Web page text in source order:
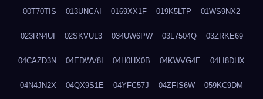
00T70TIS 013UNCAI 0169XX1F 019K5LTP 01WS9NX2
023RN4UI 02SKVUL3 034UW6PW 03L7504Q 03ZRKE69
04CAZD3N 04EDWV8I 04H0HX0B 04KWVG4E 04LI8DHX
04N4JN2X 04QX9S1E 04YFC57J 04ZFIS6W 059KC9DM